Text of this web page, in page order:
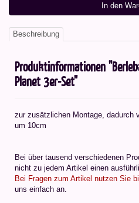
In den
Beschreibung
Produktinformationen
Planet 3er-Set"
zur zusätzlichen Montage, dadurch
um 10cm
Bei über tausend verschiedenen
nicht zu jedem Artikel einen
Bei Fragen zum Artikel nutzen Sie
uns einfach an.